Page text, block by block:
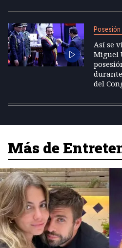
Posesión
Así se
Miguel
del
Más de